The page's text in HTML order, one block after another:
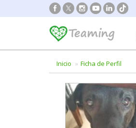
Inicio Ficha de Perfil